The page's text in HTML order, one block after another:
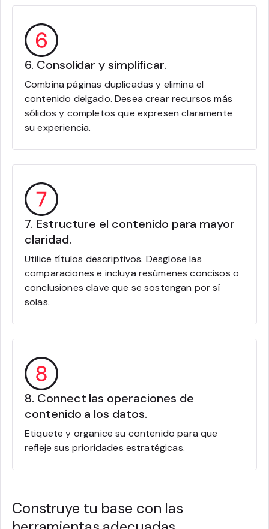
6. Consolidar y simplificar.
Combina páginas duplicadas y elimina el
contenido delgado. Desea crear recursos más
sólidos y completos que expresen claramente
su experiencia.
7. Estructure el contenido para mayor
claridad.
Utilice títulos descriptivos. Desglose las
comparaciones e incluya resúmenes concisos o
conclusiones clave que se sostengan por sí
solas.
8. Connect las operaciones de
contenido a los datos.
Etiquete y organice su contenido para que
refleje sus prioridades estratégicas.
Construye tu base con las